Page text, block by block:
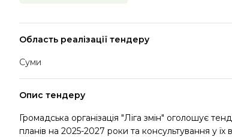
Область реалізації тендеру
Суми
Опис тендеру
Громадська організація "Ліга змін" оголошує
планів на 2025-2027 роки та консультування у їх